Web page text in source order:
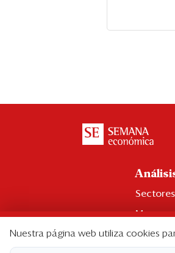
Nuestra página web utiliza cookies